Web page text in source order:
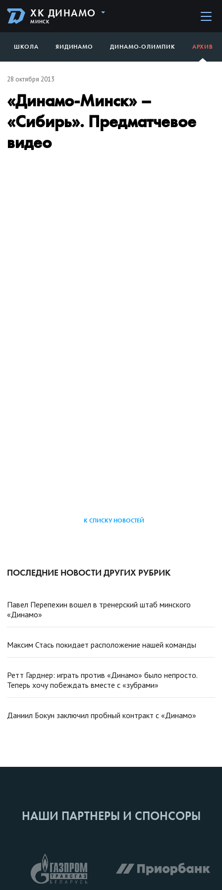
ХК ДИНАМО
МИНСК
ШКОЛА ЯИДИНАМО ДИНАМО-ОЛИМПИК АРХИВ
28 октября 2013
«Динамо-Минск» –
«Сибирь». Предматчевое
видео
К СПИСКУ НОВОСТЕЙ
ПОСЛЕДНИЕ НОВОСТИ ДРУГИХ РУБРИК
Павел Перепехин вошел в тренерский штаб минского
«Динамо»
Максим Стась покидает расположение нашей команды
Ретт Гарднер: играть против «Динамо» было непросто.
Теперь хочу побеждать вместе с «зубрами»
Даниил Бокун заключил пробный контракт с «Динамо»
НАШИ ПАРТНЕРЫ И СПОНСОРЫ